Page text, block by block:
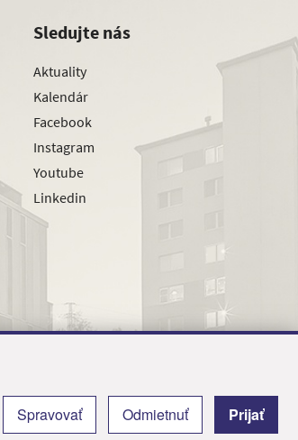
Spravovať Odmietnuť Prijať
Sledujte nás
Aktuality
Kalendár
Facebook
Instagram
Youtube
Linkedin